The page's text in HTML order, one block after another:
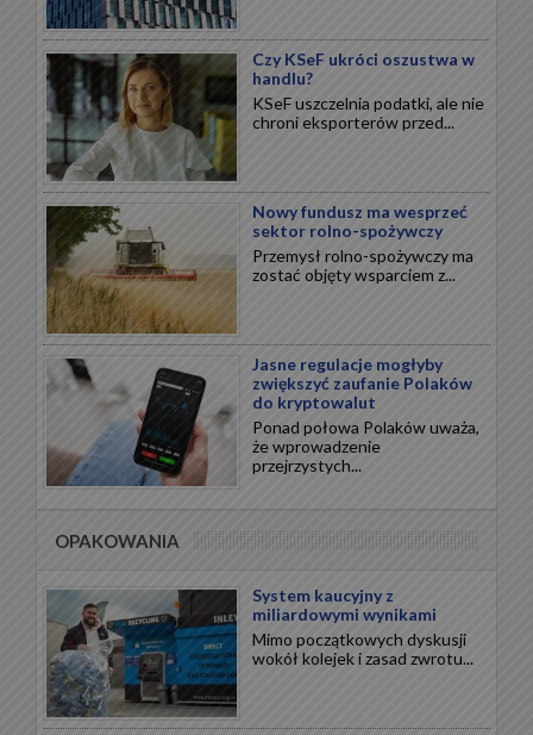
Czy KSeF ukróci oszustwa w
handlu?
KSeF uszczelnia podatki, ale nie
chroni eksporterów przed...
Nowy fundusz ma wesprzeć
sektor rolno-spożywczy
Przemysł rolno-spożywczy ma
zostać objęty wsparciem z...
Jasne regulacje mogłyby
zwiększyć zaufanie Polaków
do kryptowalut
Ponad połowa Polaków uważa,
że wprowadzenie
przejrzystych...
OPAKOWANIA
System kaucyjny z
miliardowymi wynikami
Mimo początkowych dyskusji
wokół kolejek i zasad zwrotu...